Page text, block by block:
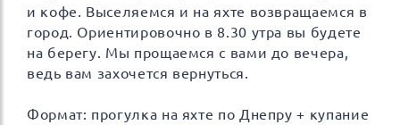
и кофе. Выселяемся и на яхте возвращаемся в
город. Ориентировочно в 8.30 утра вы будете
на берегу. Мы прощаемся с вами до вечера,
ведь вам захочется вернуться.
Формат: прогулка на яхте по Днепру + купание